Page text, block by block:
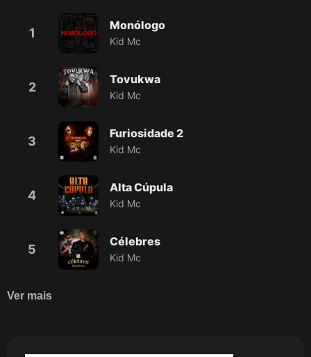
1
Monólogo
Kid Mc
2
Tovukwa
Kid Mc
3
Furiosidade 2
Kid Mc
4
Alta Cúpula
Kid Mc
5
Célebres
Kid Mc
Ver mais